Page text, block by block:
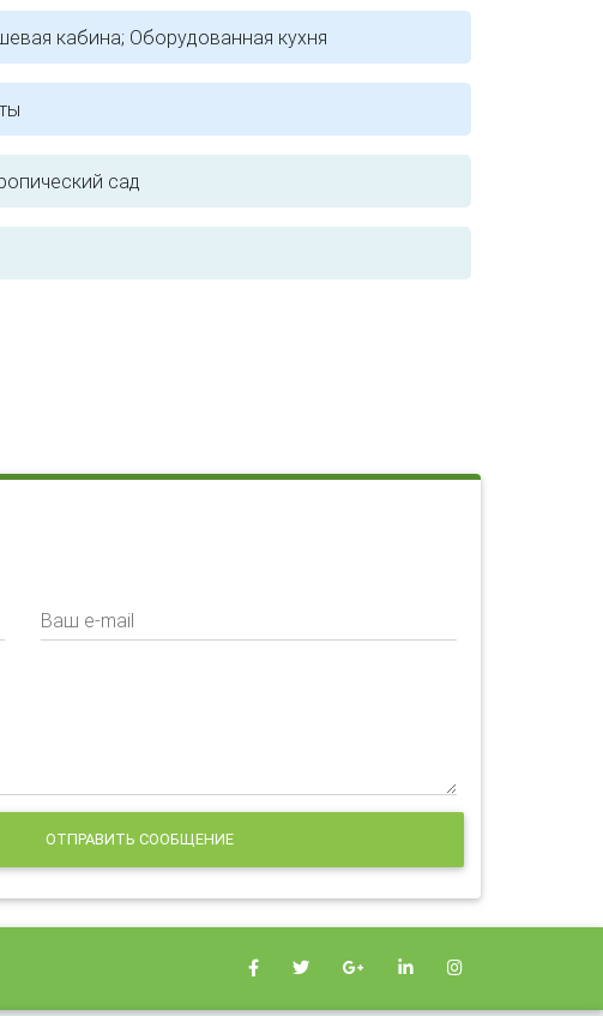
кабина; Оборудованная кухня
сад
Ваш e-mail
ОТПРАВИТЬ СООБЩЕНИЕ